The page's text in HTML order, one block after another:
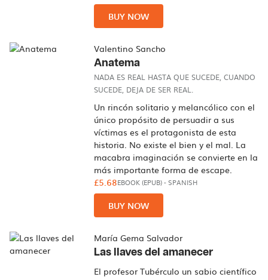
BUY NOW
Valentino Sancho
Anatema
NADA ES REAL HASTA QUE SUCEDE, CUANDO
SUCEDE, DEJA DE SER REAL.
Un rincón solitario y melancólico con el
único propósito de persuadir a sus
víctimas es el protagonista de esta
historia. No existe el bien y el mal. La
macabra imaginación se convierte en la
más importante forma de escape.
£5.68EBOOK (EPUB)-SPANISH
BUY NOW
María Gema Salvador
Las llaves del amanecer
El profesor Tubérculo un sabio científico